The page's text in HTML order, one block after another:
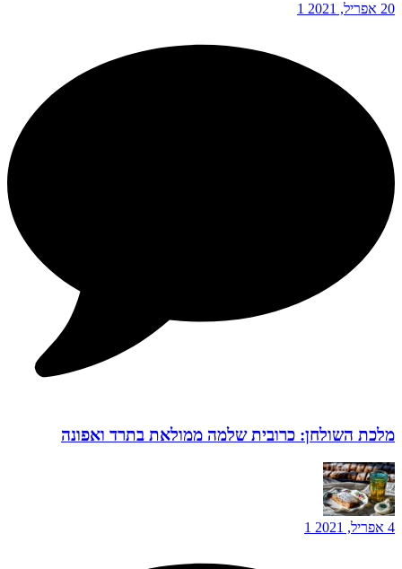
20 אפריל, 2021 1
מלכת השולחן: כרובית שלמה ממולאת בתרד ואפונה
4 אפריל, 2021 1